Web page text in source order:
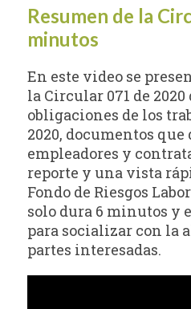
Resumen de la
minutos
En este video se
la Circular 071 de
obligaciones de los
2020, documentos
empleadores y
reporte y una vista
Fondo de Riesgos
solo dura 6 minutos y
para socializar con la
partes interesadas.